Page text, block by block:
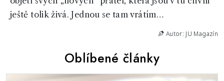
ještě tolik živá. Jednou se tam vrátím…
Autor: JU Magazín
Oblíbené články